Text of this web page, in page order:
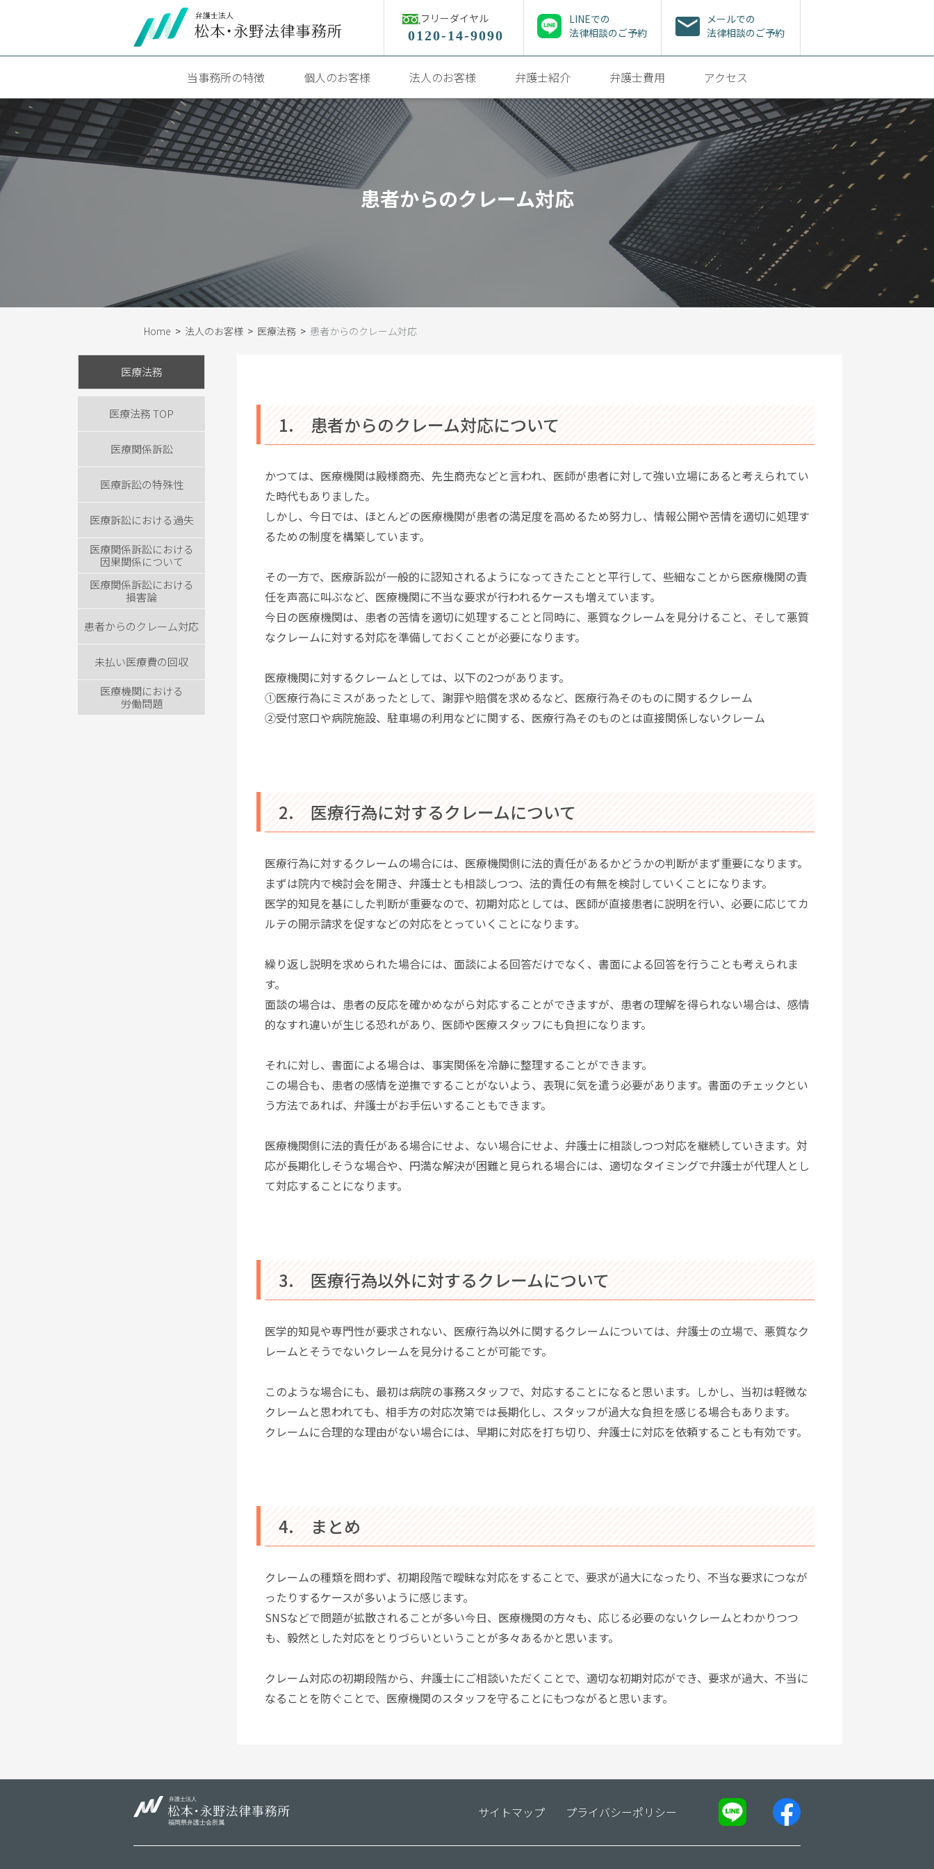
フリーダイヤル
0120-14-9090
LINEでの
法律相談のご予約
メールでの
法律相談のご予約
当事務所の特徴 個人のお客様 法人のお客様 弁護士紹介 弁護士費用 アクセス
患者からのクレーム対応
Home > 法人のお客様 > 医療法務 > 患者からのクレーム対応
医療法務
医療法務 TOP
医療関係訴訟
医療訴訟の特殊性
医療訴訟における過失
医療関係訴訟における
因果関係について
医療関係訴訟における
損害論
患者からのクレーム対応
未払い医療費の回収
医療機関における
労働問題
1. 患者からのクレーム対応について
かつては、医療機関は殿様商売、先生商売などと言われ、医師が患者に対して強い立場にあると考えられてい
た時代もありました。
しかし、今日では、ほとんどの医療機関が患者の満足度を高めるため努力し、情報公開や苦情を適切に処理す
るための制度を構築しています。
その一方で、医療訴訟が一般的に認知されるようになってきたことと平行して、些細なことから医療機関の責
任を声高に叫ぶなど、医療機関に不当な要求が行われるケースも増えています。
今日の医療機関は、患者の苦情を適切に処理することと同時に、悪質なクレームを見分けること、そして悪質
なクレームに対する対応を準備しておくことが必要になります。
医療機関に対するクレームとしては、以下の2つがあります。
①医療行為にミスがあったとして、謝罪や賠償を求めるなど、医療行為そのものに関するクレーム
②受付窓口や病院施設、駐車場の利用などに関する、医療行為そのものとは直接関係しないクレーム
2. 医療行為に対するクレームについて
医療行為に対するクレームの場合には、医療機関側に法的責任があるかどうかの判断がまず重要になります。
まずは院内で検討会を開き、弁護士とも相談しつつ、法的責任の有無を検討していくことになります。
医学的知見を基にした判断が重要なので、初期対応としては、医師が直接患者に説明を行い、必要に応じてカ
ルテの開示請求を促すなどの対応をとっていくことになります。
繰り返し説明を求められた場合には、面談による回答だけでなく、書面による回答を行うことも考えられま
す。
面談の場合は、患者の反応を確かめながら対応することができますが、患者の理解を得られない場合は、感情
的なすれ違いが生じる恐れがあり、医師や医療スタッフにも負担になります。
それに対し、書面による場合は、事実関係を冷静に整理することができます。
この場合も、患者の感情を逆撫ですることがないよう、表現に気を遣う必要があります。書面のチェックとい
う方法であれば、弁護士がお手伝いすることもできます。
医療機関側に法的責任がある場合にせよ、ない場合にせよ、弁護士に相談しつつ対応を継続していきます。対
応が長期化しそうな場合や、円満な解決が困難と見られる場合には、適切なタイミングで弁護士が代理人とし
て対応することになります。
3. 医療行為以外に対するクレームについて
医学的知見や専門性が要求されない、医療行為以外に関するクレームについては、弁護士の立場で、悪質なク
レームとそうでないクレームを見分けることが可能です。
このような場合にも、最初は病院の事務スタッフで、対応することになると思います。しかし、当初は軽微な
クレームと思われても、相手方の対応次第では長期化し、スタッフが過大な負担を感じる場合もあります。
クレームに合理的な理由がない場合には、早期に対応を打ち切り、弁護士に対応を依頼することも有効です。
4. まとめ
クレームの種類を問わず、初期段階で曖昧な対応をすることで、要求が過大になったり、不当な要求につなが
ったりするケースが多いように感じます。
SNSなどで問題が拡散されることが多い今日、医療機関の方々も、応じる必要のないクレームとわかりつつ
も、毅然とした対応をとりづらいということが多々あるかと思います。
クレーム対応の初期段階から、弁護士にご相談いただくことで、適切な初期対応ができ、要求が過大、不当に
なることを防ぐことで、医療機関のスタッフを守ることにもつながると思います。
サイトマップ プライバシーポリシー